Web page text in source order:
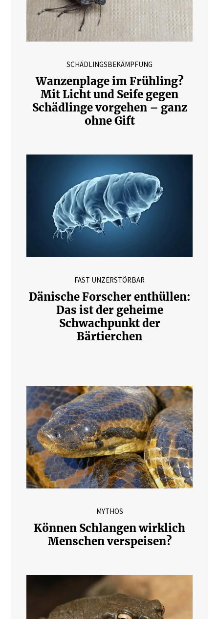
SCHÄDLINGSBEKÄMPFUNG
Wanzenplage im Frühling?
Mit Licht und Seife gegen
Schädlinge vorgehen – ganz
ohne Gift
FAST UNZERSTÖRBAR
Dänische Forscher enthüllen:
Das ist der geheime
Schwachpunkt der
Bärtierchen
MYTHOS
Können Schlangen wirklich
Menschen verspeisen?